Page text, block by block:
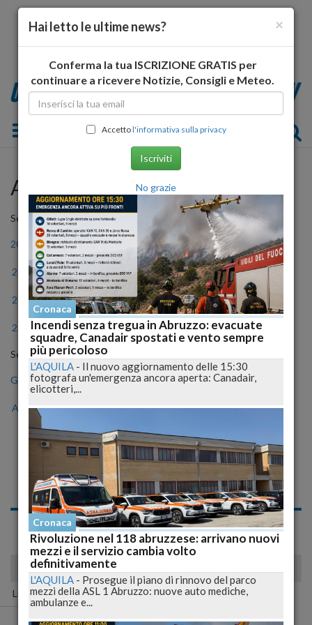
Toggle navigation
Archivio Storico
Seleziona l'anno
2006 2007 2008 2009 2011
2012 2013 2014 2015 2016 2017
2018 2019 2020 2021 2022 2023
2024 2025 2026
Seleziona il mese
Gen Feb Mar Apr Mag Giu Lug
Ago Set Ott Nov Dic
Notizie di Giovedì, 01
Maggio 2008
Spiacente, non sono presenti news nell'archivio per questo
giorno!
Lun Mar Mer Gio Ven Sab
01 02 03 04
×
Hai letto le ultime news?
Conferma la tua ISCRIZIONE GRATIS per
continuare a ricevere Notizie, Consigli e Meteo.
Accettol'informativa sulla privacy
Iscriviti
No grazie
Cronaca
Incendi senza tregua in Abruzzo: evacuate
squadre, Canadair spostati e vento sempre
più pericoloso
L'AQUILA - Il nuovo aggiornamento delle 15:30
fotografa un'emergenza ancora aperta: Canadair,
elicotteri,...
Cronaca
Rivoluzione nel 118 abruzzese: arrivano nuovi
mezzi e il servizio cambia volto
definitivamente
L'AQUILA - Prosegue il piano di rinnovo del parco
mezzi della ASL 1 Abruzzo: nuove auto mediche,
ambulanze e...